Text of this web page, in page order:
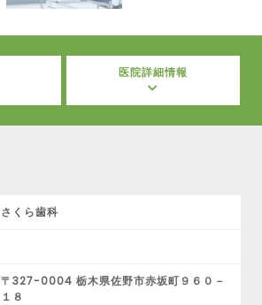
医院詳細情報
さくら歯科
〒327-0004 栃木県佐野市赤坂町９６０－
１８